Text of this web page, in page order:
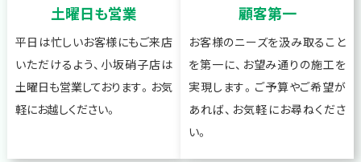
土曜日も営業
平日は忙しいお客様にもご来店
いただけるよう、小坂硝子店は
土曜日も営業しております。お気
軽にお越しください。
顧客第一
お客様のニーズを汲み取ること
を第一に、お望み通りの施工を
実現します。ご予算やご希望が
あれば、お気軽にお尋ねくださ
い。